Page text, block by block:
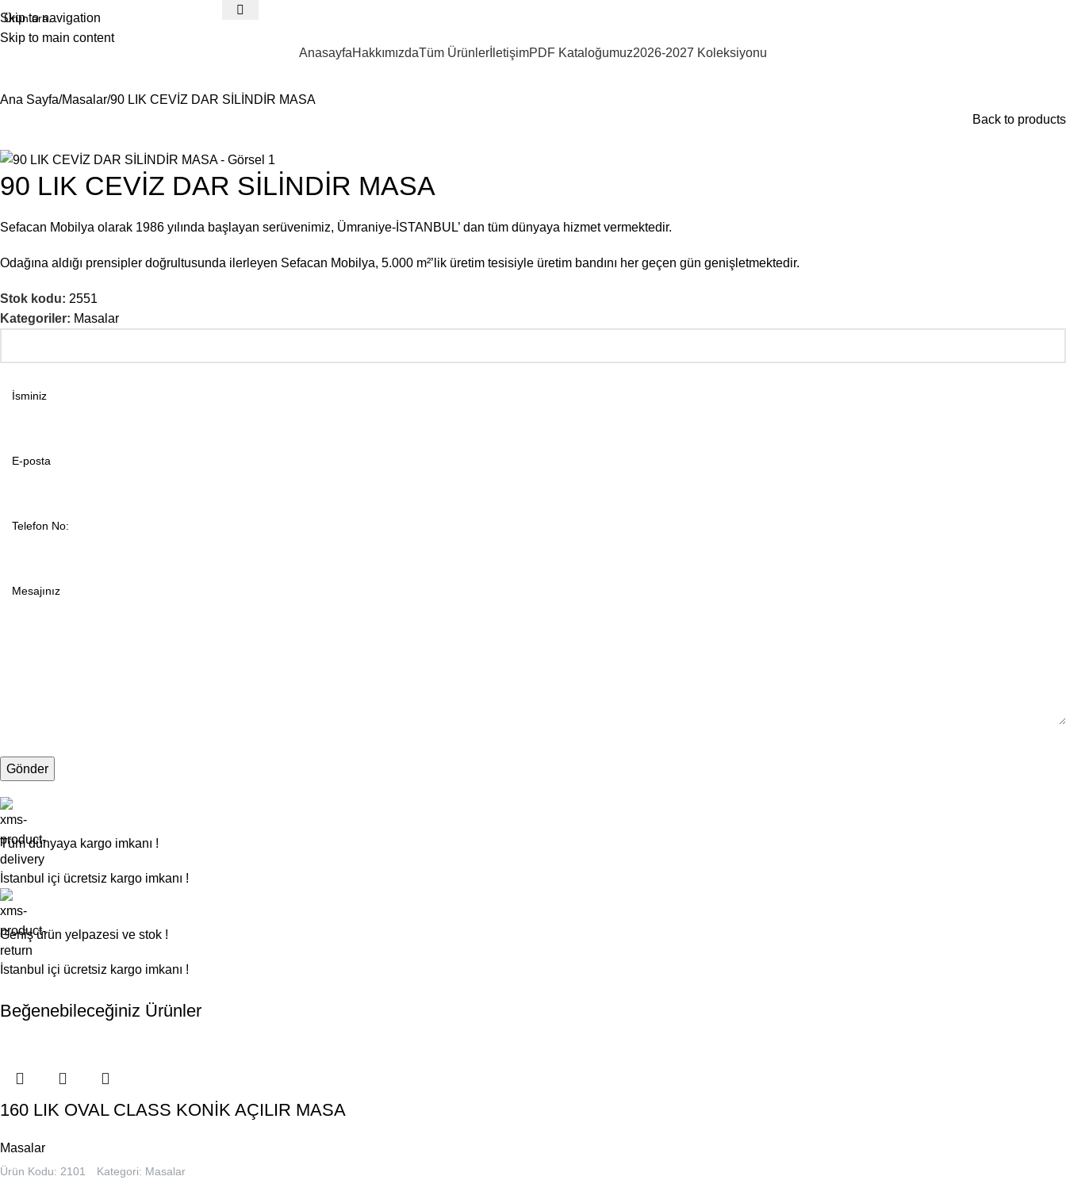
Skip to navigation
Skip to main content
AnasayfaHakkımızdaTüm Ürünler İletişimPDF Kataloğumuz2026-2027 Koleksiyonu
Ana Sayfa Masalar 90 LIK CEVİZ DAR SİLİNDİR MASA
Back to products
90 LIK CEVİZ DAR SİLİNDİR MASA
Sefacan Mobilya olarak 1986 yılında başlayan serüvenimiz, Ümraniye-İSTANBUL’ dan tüm dünyaya hizmet vermektedir.
Odağına aldığı prensipler doğrultusunda ilerleyen Sefacan Mobilya, 5.000 m²’lik üretim tesisiyle üretim bandını her geçen gün genişletmektedir.
Stok kodu: 2551
Kategoriler: Masalar
Tüm dünyaya kargo imkanı !
İstanbul içi ücretsiz kargo imkanı !
Geniş ürün yelpazesi ve stok !
İstanbul içi ücretsiz kargo imkanı !
Beğenebileceğiniz Ürünler
160 LIK OVAL CLASS KONİK AÇILIR MASA
Masalar
Ürün Kodu: 2101 Kategori: Masalar